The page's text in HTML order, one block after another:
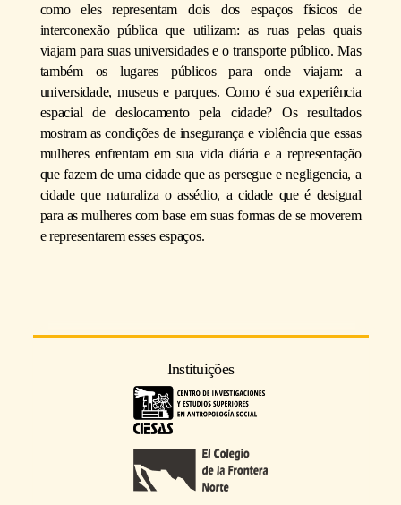
como eles representam dois dos espaços físicos de
interconexão pública que utilizam: as ruas pelas quais
viajam para suas universidades e o transporte público. Mas
também os lugares públicos para onde viajam: a
universidade, museus e parques. Como é sua experiência
espacial de deslocamento pela cidade? Os resultados
mostram as condições de insegurança e violência que essas
mulheres enfrentam em sua vida diária e a representação
que fazem de uma cidade que as persegue e negligencia, a
cidade que naturaliza o assédio, a cidade que é desigual
para as mulheres com base em suas formas de se moverem
e representarem esses espaços.
Instituições